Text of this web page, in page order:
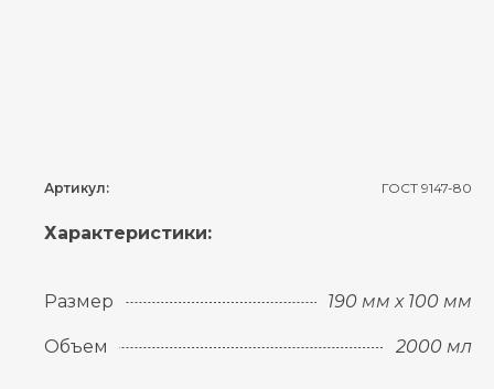
Артикул: ГОСТ 9147-80
Характеристики:
Размер 190 мм х 100 мм
Объем 2000 мл